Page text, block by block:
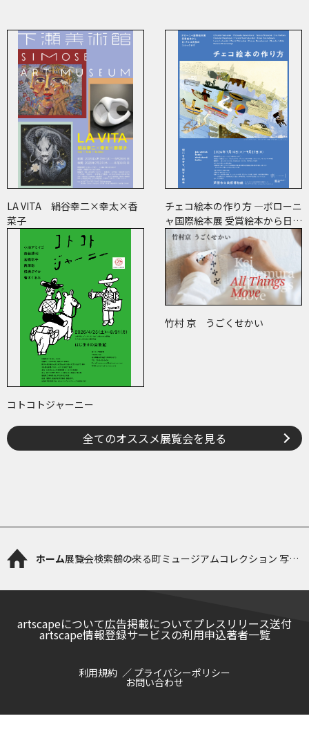
LA VITA 絹谷幸二×幸太×香
菜子
チェコ絵本の作り方 ―ボローニ
ャ国際絵本展 受賞絵本から日･
チェコ共作のコミックまで―
コトコトジャーニー
竹村 京 うごくせかい
全てのオススメ展覧会を見る
ホーム展覧会検索鶴の来る町ミュージアムコレクション 写実
artscapeについて広告掲載についてプレスリリース送付
artscape情報登録サービスの利用申込著者一覧
利用規約 プライバシーポリシー
お問い合わせ